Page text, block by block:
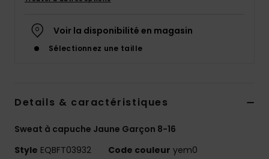
Voir la disponibilité en magasin
Sélectionnez une taille
Details & caractéristiques
Sweat à capuche Jaune Garçon 8-16
Style EQBFT03932 Code couleur yem0